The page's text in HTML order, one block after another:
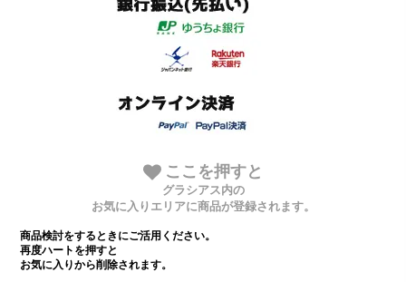
ここを押すと
グラシアス内の
お気に入りエリアに商品が登録されます。
商品検討をするときにご活用ください。
再度ハートを押すと
お気に入りから削除されます。